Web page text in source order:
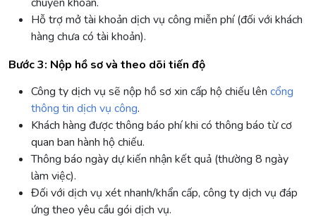
Hỗ trợ mở tài khoản dịch vụ công miễn phí (đối với khách
hàng chưa có tài khoản).
Bước 3: Nộp hồ sơ và theo dõi tiến độ
Công ty dịch vụ sẽ nộp hồ sơ xin cấp hộ chiếu lên cổng
thông tin dịch vụ công.
Khách hàng được thông báo phí khi có thông báo từ cơ
quan ban hành hộ chiếu.
Thông báo ngày dự kiến nhận kết quả (thường 8 ngày
làm việc).
Đối với dịch vụ xét nhanh/khẩn cấp, công ty dịch vụ đáp
ứng theo yêu cầu gói dịch vụ.